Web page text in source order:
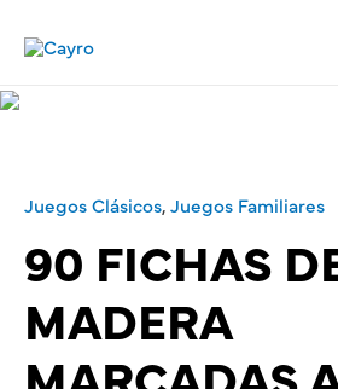
contenido
Juegos Clásicos,Juegos Familiares
90 FICHAS
MADERA